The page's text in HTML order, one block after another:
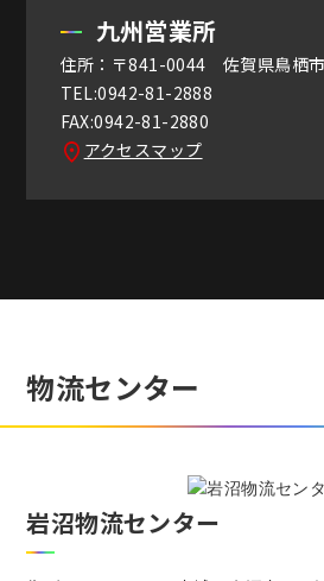
九州営業所
住所：〒841-0044 佐賀県鳥栖
TEL:0942-81-2888
FAX:0942-81-2880
アクセスマップ
物流センター
岩沼物流センター